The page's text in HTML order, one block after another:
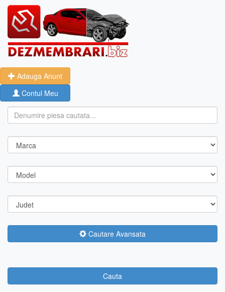
Adauga Anunt
Contul Meu
Cautare Avansata
Cauta